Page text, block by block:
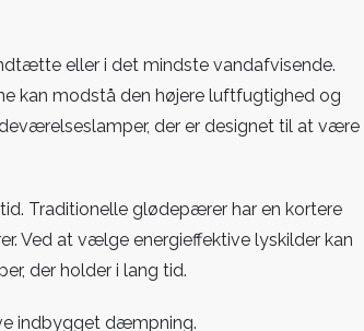
eller i det mindste vandafvisende.
kan modstå den højere luftfugtighed og
der er designet til at være
Traditionelle glødepærer har en kortere
Ved at vælge energieffektive lyskilder kan
der holder i lang tid.
indbygget dæmpning.